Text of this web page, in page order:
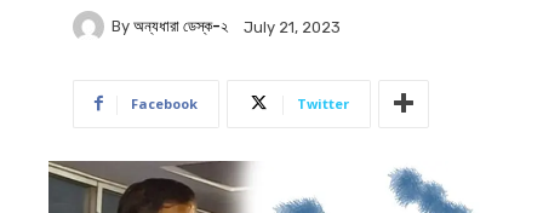
By অন্যধারা ডেস্ক-২ July 21, 2023
Facebook Twitter